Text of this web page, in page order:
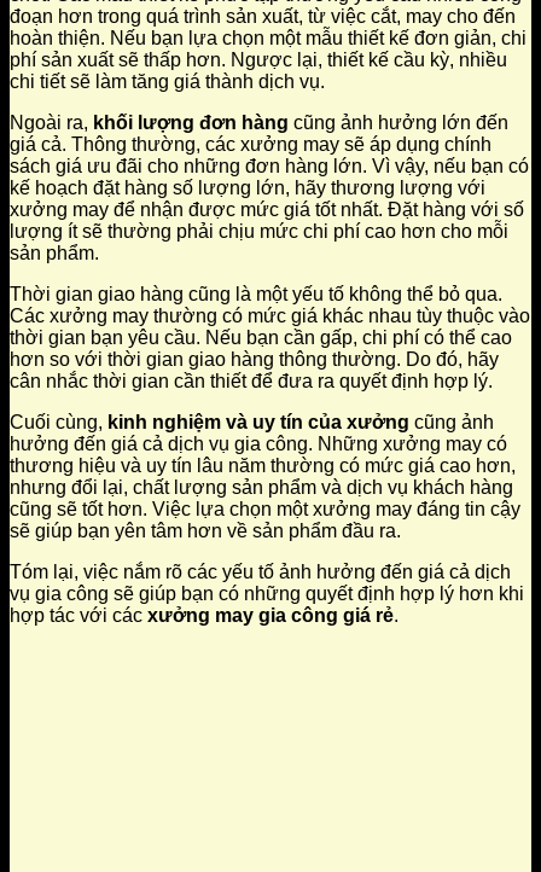
đoạn hơn trong quá trình sản xuất, từ việc cắt, may cho đến
hoàn thiện. Nếu bạn lựa chọn một mẫu thiết kế đơn giản, chi
phí sản xuất sẽ thấp hơn. Ngược lại, thiết kế cầu kỳ, nhiều
chi tiết sẽ làm tăng giá thành dịch vụ.
Ngoài ra, khối lượng đơn hàng cũng ảnh hưởng lớn đến
giá cả. Thông thường, các xưởng may sẽ áp dụng chính
sách giá ưu đãi cho những đơn hàng lớn. Vì vậy, nếu bạn có
kế hoạch đặt hàng số lượng lớn, hãy thương lượng với
xưởng may để nhận được mức giá tốt nhất. Đặt hàng với số
lượng ít sẽ thường phải chịu mức chi phí cao hơn cho mỗi
sản phẩm.
Thời gian giao hàng cũng là một yếu tố không thể bỏ qua.
Các xưởng may thường có mức giá khác nhau tùy thuộc vào
thời gian bạn yêu cầu. Nếu bạn cần gấp, chi phí có thể cao
hơn so với thời gian giao hàng thông thường. Do đó, hãy
cân nhắc thời gian cần thiết để đưa ra quyết định hợp lý.
Cuối cùng, kinh nghiệm và uy tín của xưởng cũng ảnh
hưởng đến giá cả dịch vụ gia công. Những xưởng may có
thương hiệu và uy tín lâu năm thường có mức giá cao hơn,
nhưng đổi lại, chất lượng sản phẩm và dịch vụ khách hàng
cũng sẽ tốt hơn. Việc lựa chọn một xưởng may đáng tin cậy
sẽ giúp bạn yên tâm hơn về sản phẩm đầu ra.
Tóm lại, việc nắm rõ các yếu tố ảnh hưởng đến giá cả dịch
vụ gia công sẽ giúp bạn có những quyết định hợp lý hơn khi
hợp tác với các xưởng may gia công giá rẻ.